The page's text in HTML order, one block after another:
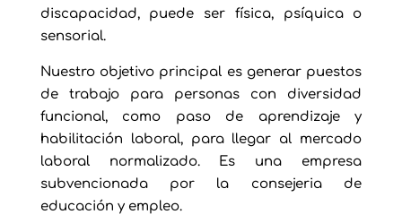
discapacidad, puede ser física, psíquica o
sensorial.
Nuestro objetivo principal es generar puestos
de trabajo para personas con diversidad
funcional, como paso de aprendizaje y
habilitación laboral, para llegar al mercado
laboral normalizado. Es una empresa
subvencionada por la consejeria de
educación y empleo.